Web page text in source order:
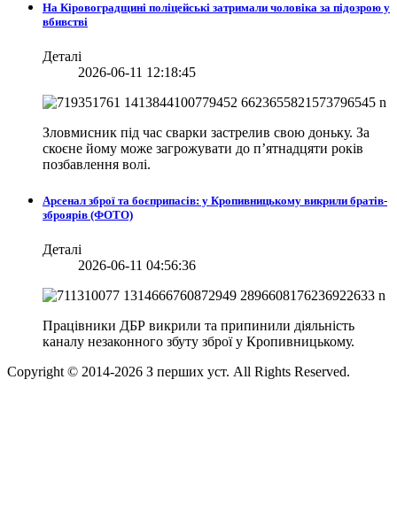
На Кіровоградщині поліцейські затримали чоловіка за підозрою у
вбивстві
Деталі
2026-06-11 12:18:45
Зловмисник під час сварки застрелив свою доньку. За
скоєне йому може загрожувати до п’ятнадцяти років
позбавлення волі.
Арсенал зброї та боєприпасів: у Кропивницькому викрили братів-
зброярів (ФОТО)
Деталі
2026-06-11 04:56:36
Працівники ДБР викрили та припинили діяльність
каналу незаконного збуту зброї у Кропивницькому.
Copyright © 2014-2026 З перших уст. All Rights Reserved.